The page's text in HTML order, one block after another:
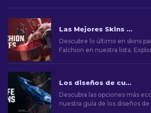
Las Mejores Skins de Cuchillo Falchion en CS2: Top Ranking
Descubre lo último en skins
Falchion en nuestra lista.
Los diseños de cuchillos CS2 más baratos [2026]
Descubra las opciones más
nuestra guía de los diseños de